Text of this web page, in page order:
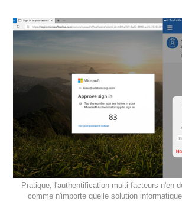
Pratique, l'authentification multi-facteurs n'en
comme n'importe quelle solution